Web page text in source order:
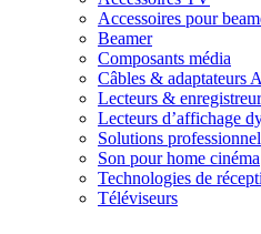
Accessoires pour
Beamer
Composants média
Câbles & adaptateurs
Lecteurs &
Lecteurs d’affichage
Solutions
Son pour home cinéma
Technologies de
Téléviseurs